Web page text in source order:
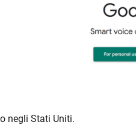
negli Stati Uniti.